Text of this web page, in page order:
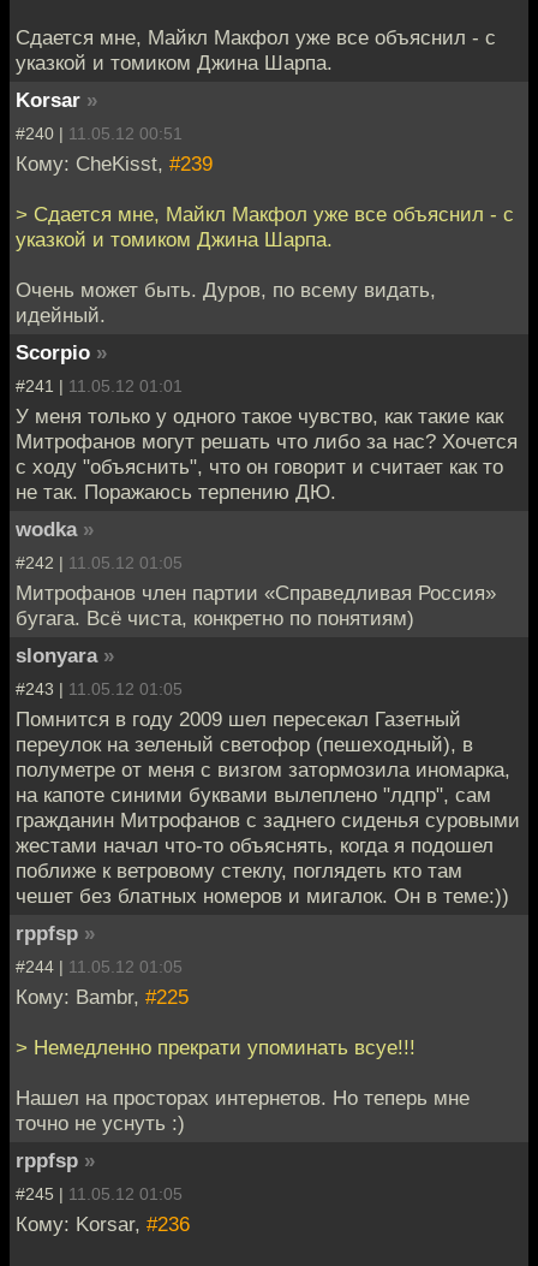
Сдается мне, Майкл Макфол уже все объяснил - с
указкой и томиком Джина Шарпа.
Korsar »
#240 | 11.05.12 00:51
Кому: CheKisst, #239
> Сдается мне, Майкл Макфол уже все объяснил - с
указкой и томиком Джина Шарпа.
Очень может быть. Дуров, по всему видать,
идейный.
Scorpio »
#241 | 11.05.12 01:01
У меня только у одного такое чувство, как такие как
Митрофанов могут решать что либо за нас? Хочется
с ходу "объяснить", что он говорит и считает как то
не так. Поражаюсь терпению ДЮ.
wodka »
#242 | 11.05.12 01:05
Митрофанов член партии «Справедливая Россия»
бугага. Всё чиста, конкретно по понятиям)
slonyara »
#243 | 11.05.12 01:05
Помнится в году 2009 шел пересекал Газетный
переулок на зеленый светофор (пешеходный), в
полуметре от меня с визгом затормозила иномарка,
на капоте синими буквами вылеплено "лдпр", сам
гражданин Митрофанов с заднего сиденья суровыми
жестами начал что-то объяснять, когда я подошел
поближе к ветровому стеклу, поглядеть кто там
чешет без блатных номеров и мигалок. Он в теме:))
rppfsp »
#244 | 11.05.12 01:05
Кому: Bambr, #225
> Немедленно прекрати упоминать всуе!!!
Нашел на просторах интернетов. Но теперь мне
точно не уснуть :)
rppfsp »
#245 | 11.05.12 01:05
Кому: Korsar, #236